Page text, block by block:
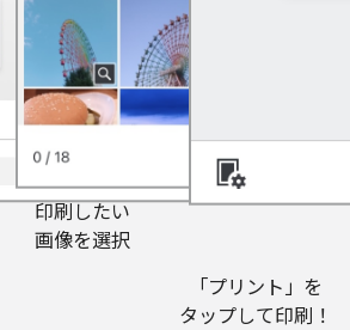
印刷したい
画像を選択
「プリント」を
タップして印刷！